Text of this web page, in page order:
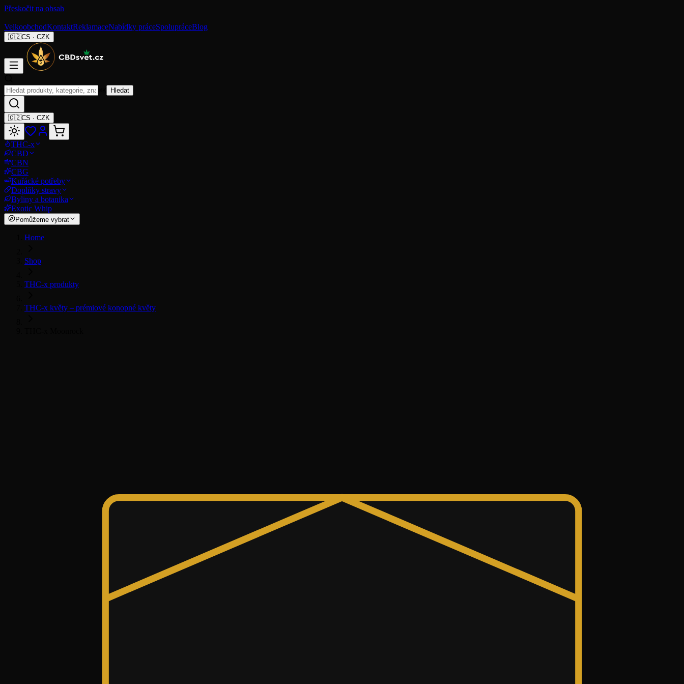
Přeskočit na obsah
VelkoobchodKontaktReklamaceNabídky práceSpolupráceBlog
🇨🇿CS · CZK
Hledat
🇨🇿CS · CZK
THC-x
CBD
CBN
CBG
Kuřácké potřeby
Doplňky stravy
Byliny a botanika
Exotic Whip
Pomůžeme vybrat
Home
Shop
THC-x produkty
THC-x květy – prémiové konopné květy